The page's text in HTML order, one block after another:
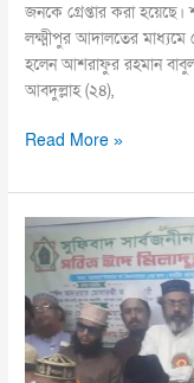
জনকে গ্রেপ্তার করা
লক্ষ্মীপুর আদালতের মাধ্যমে
হলেন আশরাফুর রহমান
আবদুল্লাহ (২৪),
Read More »
সুফিবাদ
সার্বজনীন
ফাউন্ডেশন
বাংলাদেশ-
এর
উদ্যোগে